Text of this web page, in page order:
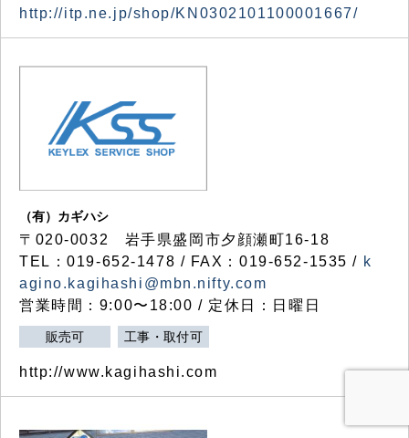
http://itp.ne.jp/shop/KN0302101100001667/
（有）カギハシ
〒020-0032 岩手県盛岡市夕顔瀬町16-18
TEL：019-652-1478 / FAX：019-652-1535 / k
agino.kagihashi@mbn.nifty.com
営業時間：9:00〜18:00 / 定休日：日曜日
販売可 工事・取付可
http://www.kagihashi.com